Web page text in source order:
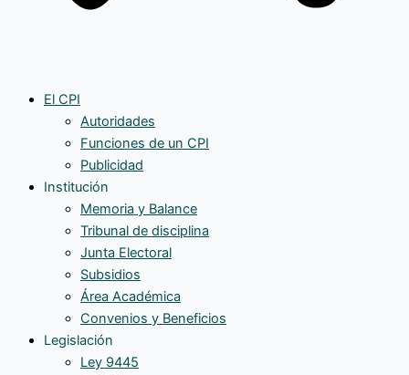
El CPI
Autoridades
Funciones de un CPI
Publicidad
Institución
Memoria y Balance
Tribunal de disciplina
Junta Electoral
Subsidios
Área Académica
Convenios y Beneficios
Legislación
Ley 9445